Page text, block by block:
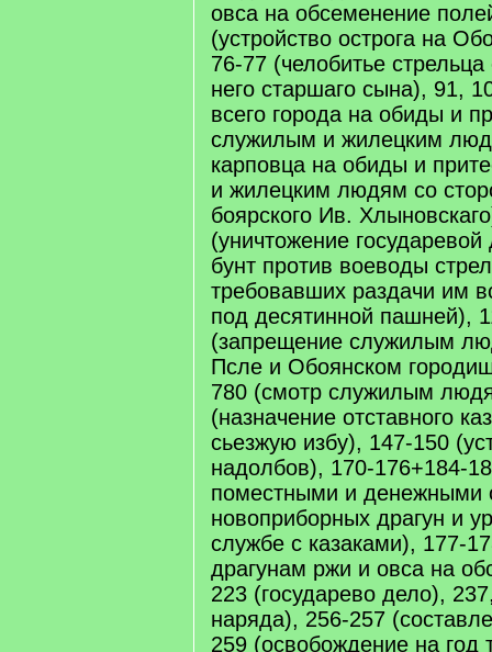
овса на обсеменение
(устройство острога на
76-77 (челобитье
него старшаго сына), 91,
всего города на обиды и
служилым и жилецким
карповца на обиды и
и жилецким людям со
боярского Ив.
(уничтожение
бунт против воеводы
требовавших раздачи им
под десятинной пашней),
(запрещение служилым
Псле и Обоянском
780 (смотр служилым
(назначение отставного
сьезжую избу), 147-150
надолбов), 170-176+184-
поместными и денежными
новоприборных драгун и
службе с казаками), 177-
драгунам ржи и овса на
223 (государево дело),
наряда), 256-257
259 (освобождение на год